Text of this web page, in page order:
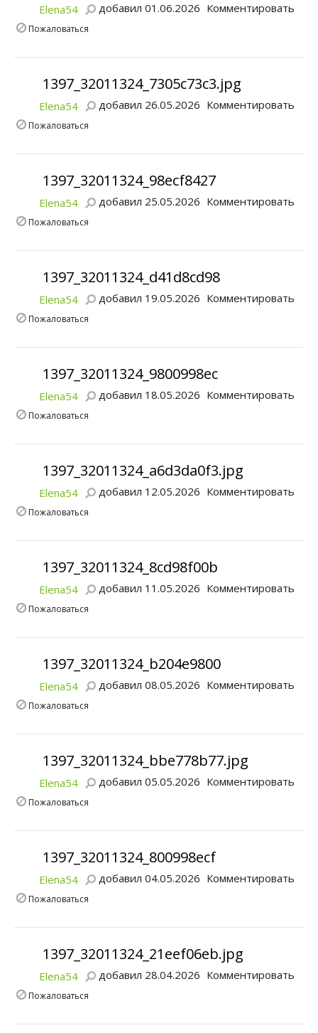
Elena54 добавил 01.06.2026 Комментировать
Пожаловаться
1397_32011324_7305c73c3.jpg
Elena54 добавил 26.05.2026 Комментировать
Пожаловаться
1397_32011324_98ecf8427
Elena54 добавил 25.05.2026 Комментировать
Пожаловаться
1397_32011324_d41d8cd98
Elena54 добавил 19.05.2026 Комментировать
Пожаловаться
1397_32011324_9800998ec
Elena54 добавил 18.05.2026 Комментировать
Пожаловаться
1397_32011324_a6d3da0f3.jpg
Elena54 добавил 12.05.2026 Комментировать
Пожаловаться
1397_32011324_8cd98f00b
Elena54 добавил 11.05.2026 Комментировать
Пожаловаться
1397_32011324_b204e9800
Elena54 добавил 08.05.2026 Комментировать
Пожаловаться
1397_32011324_bbe778b77.jpg
Elena54 добавил 05.05.2026 Комментировать
Пожаловаться
1397_32011324_800998ecf
Elena54 добавил 04.05.2026 Комментировать
Пожаловаться
1397_32011324_21eef06eb.jpg
Elena54 добавил 28.04.2026 Комментировать
Пожаловаться